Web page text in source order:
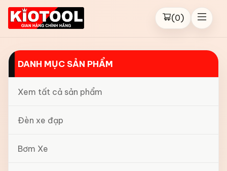
(0)
DANH MỤC SẢN PHẨM
Xem tất cả sản phẩm
Đèn xe đạp
Bơm Xe